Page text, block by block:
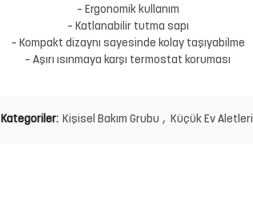
– Ergonomik kullanım
– Katlanabilir tutma sapı
– Kompakt dizaynı sayesinde kolay taşıyabilme
– Aşırı ısınmaya karşı termostat koruması
Kategoriler: Kişisel Bakım Grubu , Küçük Ev Aletleri